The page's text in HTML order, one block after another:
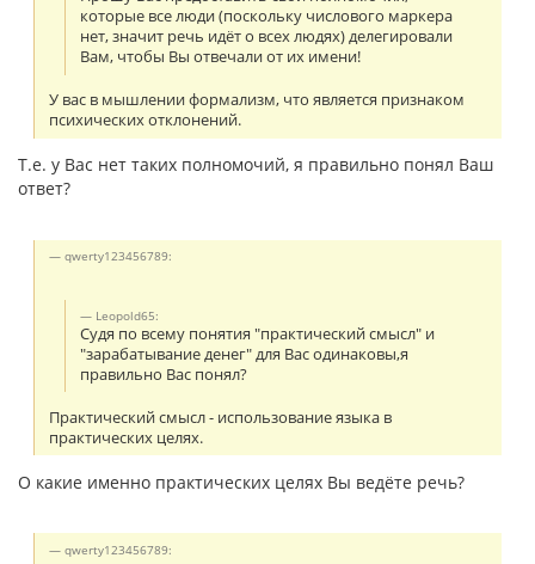
которые все люди (поскольку числового маркера
нет, значит речь идёт о всех людях) делегировали
Вам, чтобы Вы отвечали от их имени!
У вас в мышлении формализм, что является признаком
психических отклонений.
Т.е. у Вас нет таких полномочий, я правильно понял Ваш
ответ?
qwerty123456789:
Leopold65:
Судя по всему понятия "практический смысл" и
"зарабатывание денег" для Вас одинаковы,я
правильно Вас понял?
Практический смысл - использование языка в
практических целях.
О какие именно практических целях Вы ведёте речь?
qwerty123456789: